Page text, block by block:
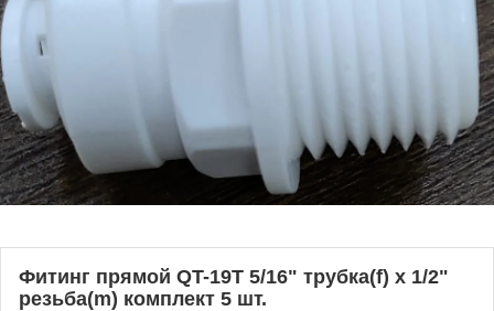
Фитинг прямой QT-19T 5/16" трубка(f) x 1/2"
резьба(m) комплект 5 шт.